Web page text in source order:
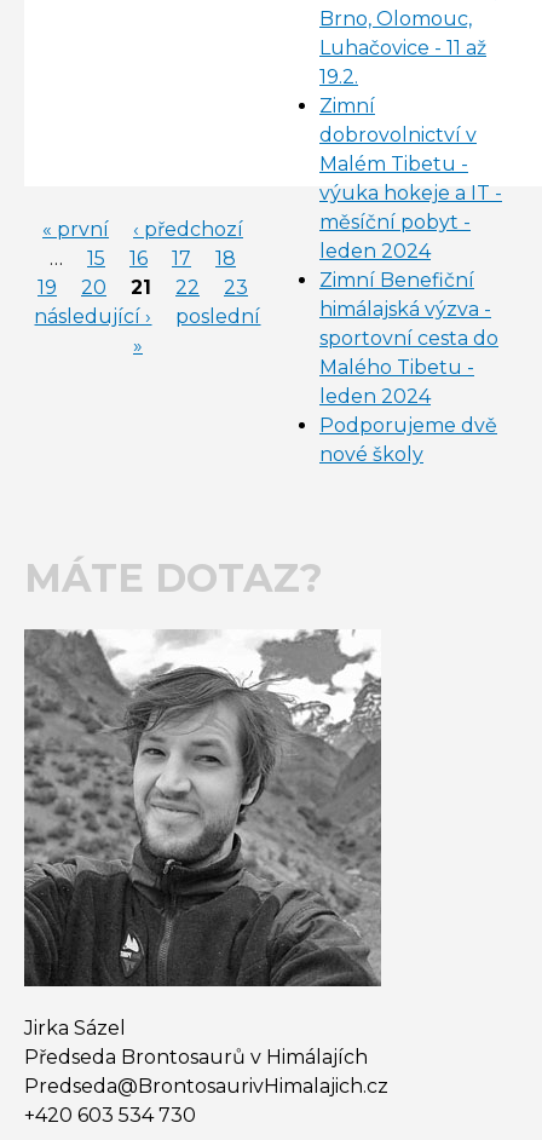
STRÁNKY
« první
‹ předchozí
…
15 16 17
18
19
20 21 22
23
následující ›
poslední
»
Brno, Olomouc,
Luhačovice - 11 až
19.2.
Zimní
dobrovolnictví v
Malém Tibetu -
výuka hokeje a IT -
měsíční pobyt -
leden 2024
Zimní Benefiční
himálajská výzva -
sportovní cesta do
Malého Tibetu -
leden 2024
Podporujeme dvě
nové školy
MÁTE DOTAZ?
Jirka Sázel
Předseda Brontosaurů v Himálajích
Predseda@​BrontosaurivHimalajich.cz
+420 603 534 730